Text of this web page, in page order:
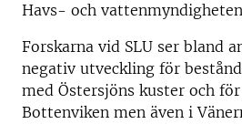
Havs- och
Forskarna vid SLU ser bland
negativ utveckling för
med Östersjöns kuster och
Bottenviken men även i